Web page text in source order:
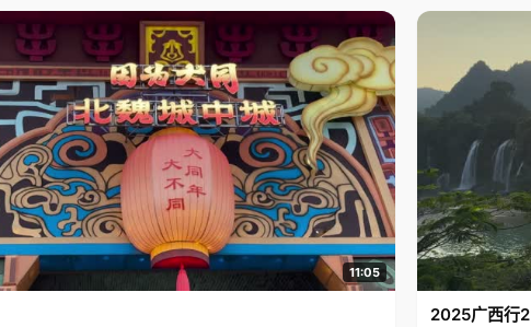
11:05
2025广西行